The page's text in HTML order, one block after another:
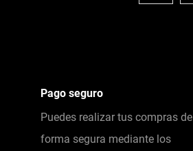
Pago seguro
Puedes realizar tus compras de
forma segura mediante los